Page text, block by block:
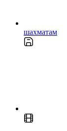
шахматам